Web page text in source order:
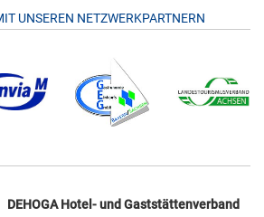
UNSEREN NETZWERKPARTNERN
DEHOGA Hotel- und Gaststättenverband